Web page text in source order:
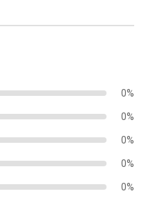
0%
0%
0%
0%
0%